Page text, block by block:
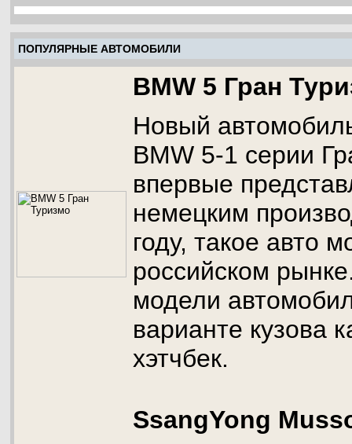
ПОПУЛЯРНЫЕ АВТОМОБИЛИ
BMW 5 Гран
Новый
BMW 5-1 серии
впервые
немецким
году, такое авто
российском
модели
варианте кузова
хэтчбек.
SsangYong